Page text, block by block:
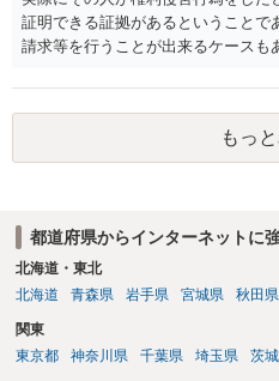
証明できる証拠があるということで
請求等を行うことが出来るケース
に個別に相談されると良いでしょう
もっ
都道府県からインターネットに
北海道・東北
北海道
青森県 岩手県 宮城県 秋田県
関東
東京都
神奈川県 千葉県 埼玉県 茨